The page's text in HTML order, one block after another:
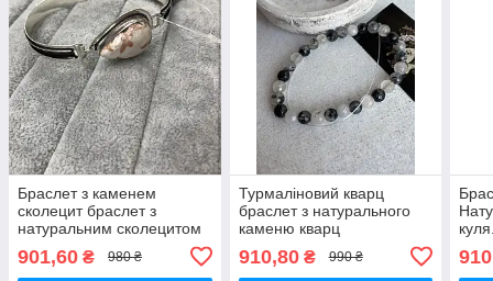
Браслет з каменем
сколецит браслет з
натуральним сколецитом
901,60 ₴ 980 ₴
Турмаліновий кварц
браслет з натурального
каменю кварц
резинці(гумці). Індія
910,80₴ 990 ₴